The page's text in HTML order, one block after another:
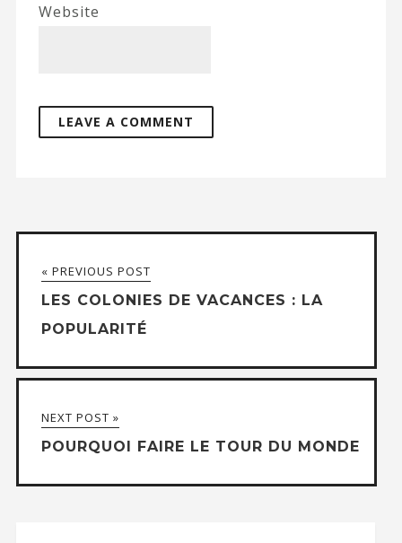
Website
« PREVIOUS POST
LES COLONIES DE VACANCES : LA
POPULARITÉ
NEXT POST »
POURQUOI FAIRE LE TOUR DU MONDE